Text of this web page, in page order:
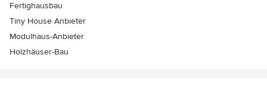
Fertighausbau
Tiny House Anbieter
Modulhaus-Anbieter
Holzhäuser-Bau